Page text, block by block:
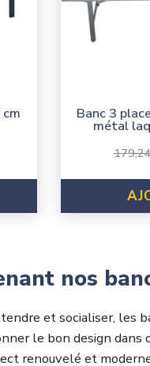
Banc 3
métal
Prix
nos
et socialiser, les
le bon design
renouvelé et